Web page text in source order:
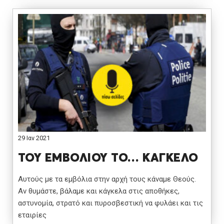
29 Ιαν 2021
ΤΟΥ ΕΜΒΟΛΙΟΥ ΤΟ… ΚΑΓΚΕΛΟ
Αυτούς με τα εμβόλια στην αρχή τους κάναμε Θεούς.
Αν θυμάστε, βάλαμε και κάγκελα στις αποθήκες,
αστυνομία, στρατό και πυροσβεστική να φυλάει και τις
εταιρίες